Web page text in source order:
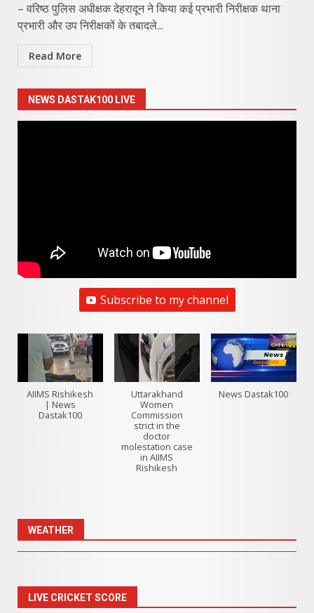
– वरिष्ठ पुलिस अधीक्षक देहरादून ने किया कई प्रभारी निरीक्षक थाना
प्रभारी और उप निरीक्षकों के तबादले...
Read More
NEWS DASTAK100 LIVE
Subscribe to my channel
AIIMS Rishikesh
| News
Dastak100
Uttarakhand
Women
Commission
strict in the
doctor
molestation case
in AIIMS
Rishikesh
News Dastak100
WEATHER
LIVE CRICKET SCORE